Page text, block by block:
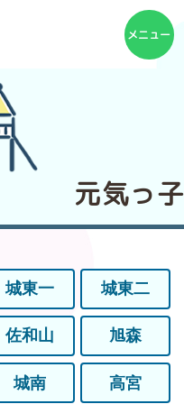
元気っ子
城東一 城東二
佐和山 旭森
城南 高宮